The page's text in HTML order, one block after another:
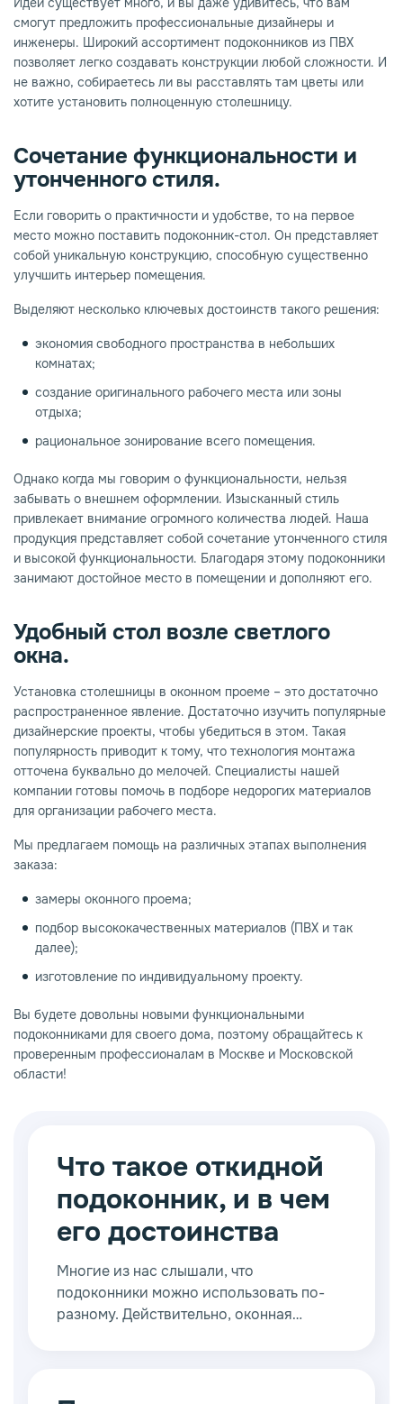
смогут предложить профессиональные дизайнеры и
инженеры. Широкий ассортимент подоконников из ПВХ
позволяет легко создавать конструкции любой сложности. И
не важно, собираетесь ли вы расставлять там цветы или
хотите установить полноценную столешницу.
Сочетание функциональности и
утонченного стиля.
Если говорить о практичности и удобстве, то на первое
место можно поставить подоконник-стол. Он представляет
собой уникальную конструкцию, способную существенно
улучшить интерьер помещения.
Выделяют несколько ключевых достоинств такого решения:
экономия свободного пространства в небольших
комнатах;
создание оригинального рабочего места или зоны
отдыха;
рациональное зонирование всего помещения.
Однако когда мы говорим о функциональности, нельзя
забывать о внешнем оформлении. Изысканный стиль
привлекает внимание огромного количества людей. Наша
продукция представляет собой сочетание утонченного стиля
и высокой функциональности. Благодаря этому подоконники
занимают достойное место в помещении и дополняют его.
Удобный стол возле светлого
окна.
Установка столешницы в оконном проеме – это достаточно
распространенное явление. Достаточно изучить популярные
дизайнерские проекты, чтобы убедиться в этом. Такая
популярность приводит к тому, что технология монтажа
отточена буквально до мелочей. Специалисты нашей
компании готовы помочь в подборе недорогих материалов
для организации рабочего места.
Мы предлагаем помощь на различных этапах выполнения
заказа:
замеры оконного проема;
подбор высококачественных материалов (ПВХ и так
далее);
изготовление по индивидуальному проекту.
Вы будете довольны новыми функциональными
подоконниками для своего дома, поэтому обращайтесь к
проверенным профессионалам в Москве и Московской
области!
Что такое откидной
подоконник, и в чем
его достоинства
Многие из нас слышали, что
подоконники можно использовать по-
разному. Действительно, оконная